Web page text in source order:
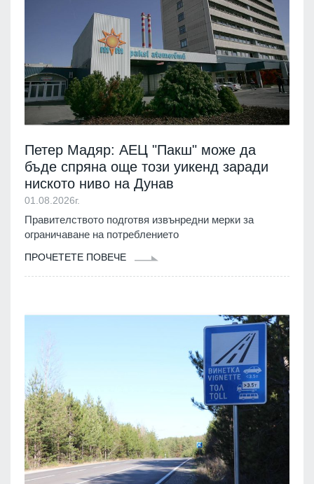
Петер Мадяр: АЕЦ "Пакш" може да
бъде спряна още този уикенд заради
ниското ниво на Дунав
01.08.2026г.
Правителството подготвя извънредни мерки за
ограничаване на потреблението
ПРОЧЕТЕТЕ ПОВЕЧЕ